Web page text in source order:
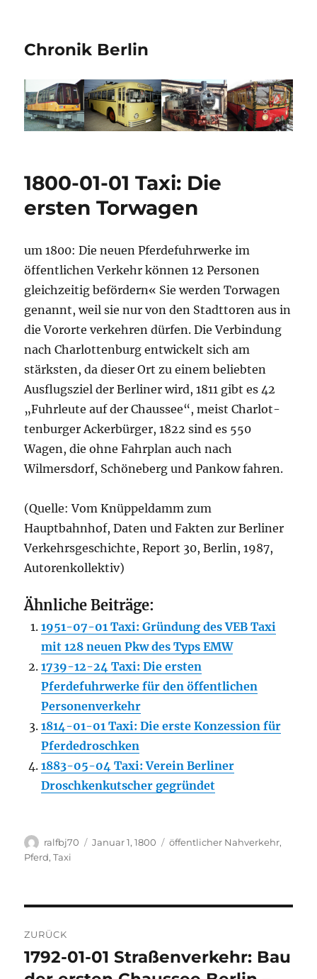
Chronik Berlin
1800-01-01 Taxi: Die
ersten Torwagen
um 1800: Die neuen Pferdefuhrwerke im
öffentlichen Verkehr können 12 Personen
gleichzeitig befördern« Sie werden Torwagen
genannt, weil sie nur von den Stadttoren aus in
die Vororte verkehren dürfen. Die Verbindung
nach Charlottenburg entwickelt sich am
stärksten, da dieser Ort zu einem belieb­ten
Ausflugsziel der Berliner wird, 1811 gibt es 42
„Fuhrleute auf der Chaussee“, meist Charlot­
tenburger Ackerbürger, 1822 sind es 550
Wagen, die ohne Fahrplan auch nach
Wilmersdorf, Schöne­berg und Pankow fahren.
(Quelle: Vom Knüppeldamm zum
Hauptbahnhof, Daten und Fakten zur Berliner
Verkehrsgeschichte, Report 30, Berlin, 1987,
Autorenkollektiv)
Ähnliche Beiträge:
1951-07-01 Taxi: Gründung des VEB Taxi
mit 128 neuen Pkw des Typs EMW
1739-12-24 Taxi: Die ersten
Pferdefuhrwerke für den öffentlichen
Personenverkehr
1814-01-01 Taxi: Die erste Konzession für
Pferdedroschken
1883-05-04 Taxi: Verein Berliner
Droschkenkutscher gegründet
Autor
ralfbj70
Veröffentlicht
Januar 1, 1800 Kategorien
öffentlicher Nahverkehr,
Pferd,Taxi
ZURÜCK
Vorheriger
Beitrag:
1792-01-01 Straßenverkehr: Bau